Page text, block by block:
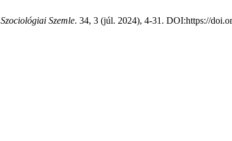
Szociológiai Szemle. 34, 3 (júl. 2024), 4-31. DOI:https://